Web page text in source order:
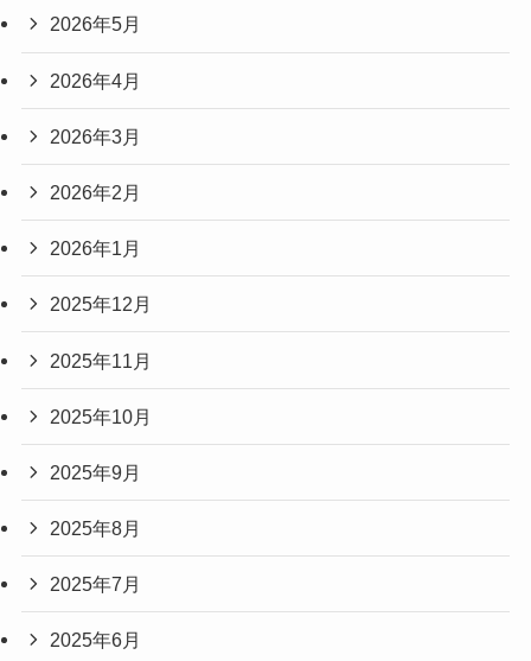
2026年5月
2026年4月
2026年3月
2026年2月
2026年1月
2025年12月
2025年11月
2025年10月
2025年9月
2025年8月
2025年7月
2025年6月